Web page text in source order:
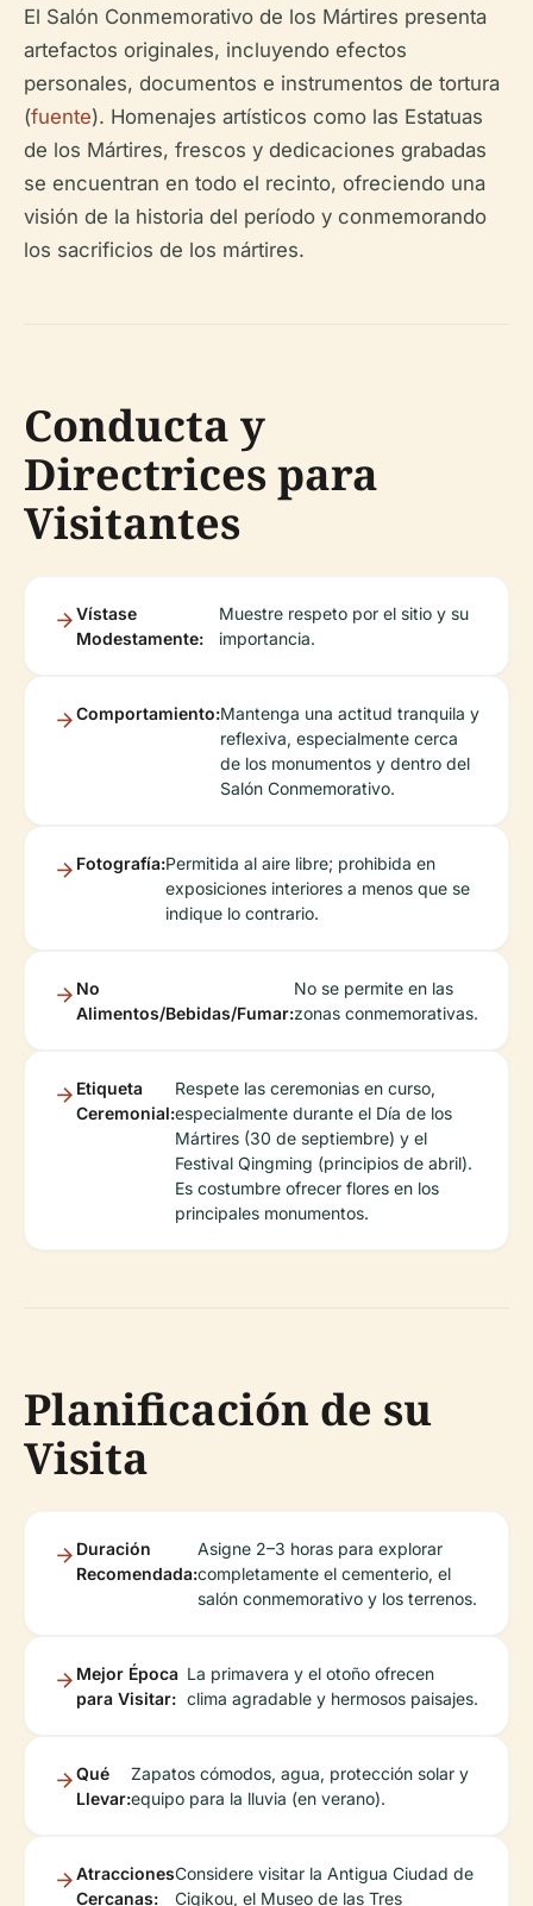
El Salón Conmemorativo de los Mártires presenta
artefactos originales, incluyendo efectos
personales, documentos e instrumentos de tortura
(fuente). Homenajes artísticos como las Estatuas
de los Mártires, frescos y dedicaciones grabadas
se encuentran en todo el recinto, ofreciendo una
visión de la historia del período y conmemorando
los sacrificios de los mártires.
Conducta y
Directrices para
Visitantes
Vístase
Modestamente:
Muestre respeto por el sitio y su
importancia.
Comportamiento:Mantenga una actitud tranquila y
reflexiva, especialmente cerca
de los monumentos y dentro del
Salón Conmemorativo.
Fotografía:Permitida al aire libre; prohibida en
exposiciones interiores a menos que se
indique lo contrario.
No
Alimentos/Bebidas/Fumar:
No se permite en las
zonas conmemorativas.
Etiqueta
Ceremonial:
Respete las ceremonias en curso,
especialmente durante el Día de los
Mártires (30 de septiembre) y el
Festival Qingming (principios de abril).
Es costumbre ofrecer flores en los
principales monumentos.
Planificación de su
Visita
Duración
Recomendada:
Asigne 2–3 horas para explorar
completamente el cementerio, el
salón conmemorativo y los terrenos.
Mejor Época
para Visitar:
La primavera y el otoño ofrecen
clima agradable y hermosos paisajes.
Qué
Llevar:
Zapatos cómodos, agua, protección solar y
equipo para la lluvia (en verano).
Atracciones
Cercanas:
Considere visitar la Antigua Ciudad de
Ciqikou, el Museo de las Tres